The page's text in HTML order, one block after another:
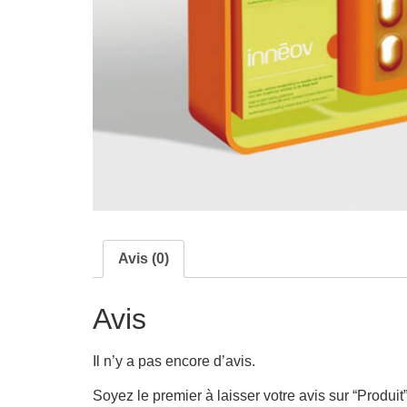
Avis (0)
Avis
Il n’y a pas encore d’avis.
Soyez le premier à laisser votre avis sur “Produit”